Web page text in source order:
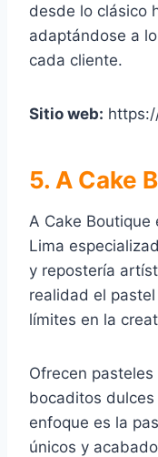
desde lo clásico
adaptándose a
cada cliente.
Sitio web:
5. A Cake
A Cake Boutique
Lima
y repostería
realidad el
límites en la
Ofrecen
bocaditos
enfoque es la
únicos y